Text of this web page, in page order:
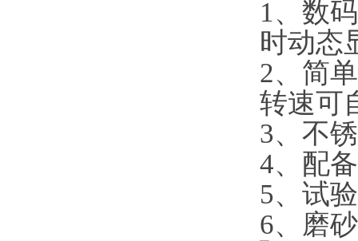
1、数
时动态
2、简
转速可
3、不
4、配
5、试
6、磨